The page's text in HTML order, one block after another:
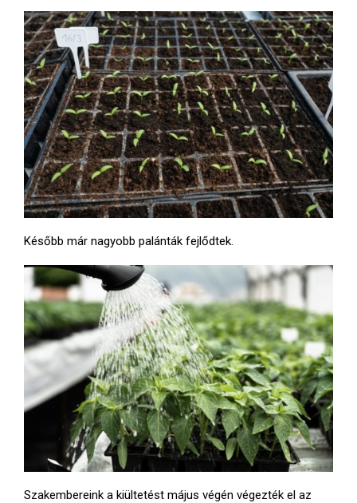
Később már nagyobb palánták fejlődtek.
Szakembereink a kiültetést május végén végezték el az